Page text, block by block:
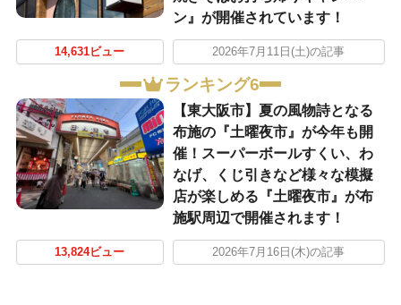
ン』が開催されています！
14,631ビュー 2026年7月11日(土)の記事
ランキング6
【東大阪市】夏の風物詩となる
布施の『土曜夜市』が今年も開
催！スーパーボールすくい、わ
なげ、くじ引きなど様々な模擬
店が楽しめる『土曜夜市』が布
施駅周辺で開催されます！
13,824ビュー 2026年7月16日(木)の記事